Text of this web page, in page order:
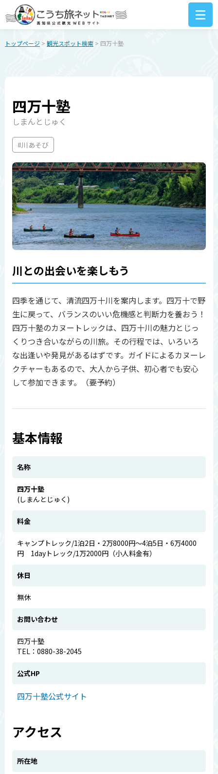
トップページ > 観光スポット検索 > 四万十塾
四万十塾
しまんとじゅく
#川あそび
川との出会いを楽しもう
四季を通じて、清流四万十川を案内します。四万十で野
生に戻って、バランスのいい危機感と判断力を養おう！
四万十塾のカヌートレックは、四万十川の魅力とじっ
くりつき合いながらの川旅。その行程では、いろいろ
な出逢いや発見があるはずです。ガイドによるカヌーレ
クチャーもあるので、大人から子供、初心者でも安心
して参加できます。（要予約）
基本情報
名称
四万十塾
(しまんとじゅく)
料金
キャンプトレック/1泊2日・2万8000円～4泊5日・6万4000
円 1dayトレック/1万2000円（小人料金有）
休日
無休
お問い合わせ
四万十塾
TEL：0880-38-2045
公式HP
四万十塾公式サイト
アクセス
所在地